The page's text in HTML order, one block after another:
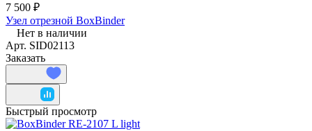
7 500 ₽
Узел отрезной BoxBinder
Нет в наличии
Арт. SID02113
Заказать
Быстрый просмотр